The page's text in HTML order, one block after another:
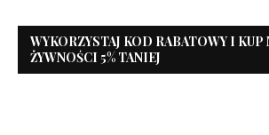
WYKORZYSTAJ KOD RABATOWY I KUP
ŻYWNOŚCI 5% TANIEJ